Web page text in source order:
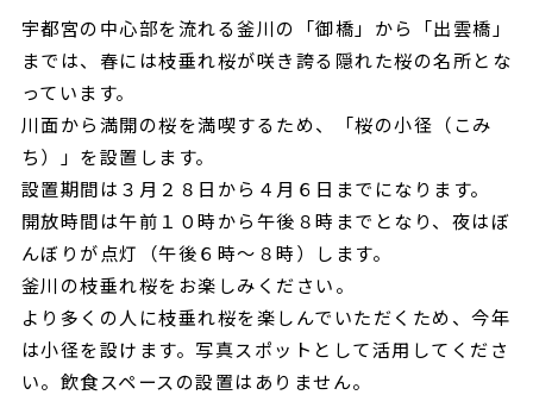
宇都宮の中心部を流れる釜川の「御橋」から「出雲橋」
までは、春には枝垂れ桜が咲き誇る隠れた桜の名所とな
っています。
川面から満開の桜を満喫するため、「桜の小径（こみ
ち）」を設置します。
設置期間は３月２８日から４月６日までになります。
開放時間は午前１０時から午後８時までとなり、夜はぼ
んぼりが点灯（午後６時～８時）します。
釜川の枝垂れ桜をお楽しみください。
より多くの人に枝垂れ桜を楽しんでいただくため、今年
は小径を設けます。写真スポットとして活用してくださ
い。飲食スペースの設置はありません。